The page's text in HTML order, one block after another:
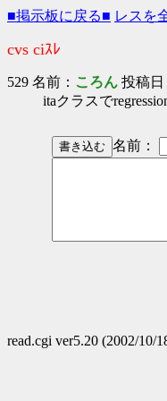
■掲示板に戻る■ レスを
cvs ciｽﾚ
529 名前： ころん 投稿日
itaクラスで
名前：
read.cgi ver5.20 (2002/10/